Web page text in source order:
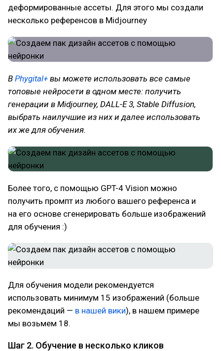
деформированные ассеты. Для этого мы создали
несколько референсов в Midjourney
В Phygital+ вы можете использовать все самые
топовые нейросети в одном месте: получить
генерации в Midjourney, DALL-E 3, Stable Diffusion,
выбрать наилучшие из них и далее использовать
их же для обучения.
Более того, с помощью GPT-4 Vision можно
получить промпт из любого вашего референса и
на его основе сгенерировать больше изображений
для обучения :)
Для обучения модели рекомендуется
использовать минимум 15 изображений (больше
рекомендаций — в нашей вики), в нашем примере
мы возьмем 18.
Шаг 2. Обучение в несколько кликов